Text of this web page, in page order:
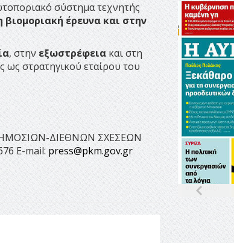
σύστημα τεχνητής
έρευνα και στην
, στηνεξωστρέφειακαι στη
ως στρατηγικού εταίρου του
ΔΙΕΘΝΩΝ ΣΧΕΣΕΩΝ
E-mail: press@pkm.gov.gr